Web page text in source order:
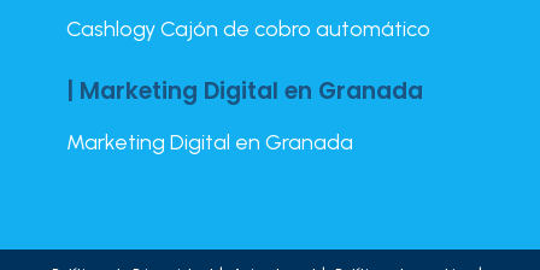
Cashlogy Cajón de cobro automático
| Marketing Digital en Granada
Marketing Digital en Granada